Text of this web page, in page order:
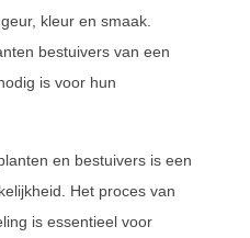
kleur en smaak.
bestuivers van een
is voor hun
en bestuivers is een
Het proces van
is essentieel voor